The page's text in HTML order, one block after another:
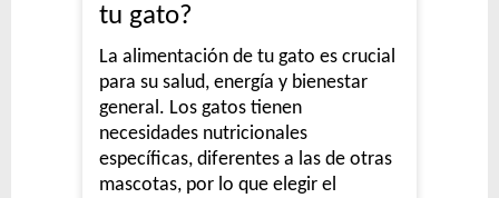
tu gato?
La alimentación de tu gato es crucial
para su salud, energía y bienestar
general. Los gatos tienen
necesidades nutricionales
específicas, diferentes a las de otras
mascotas, por lo que elegir el